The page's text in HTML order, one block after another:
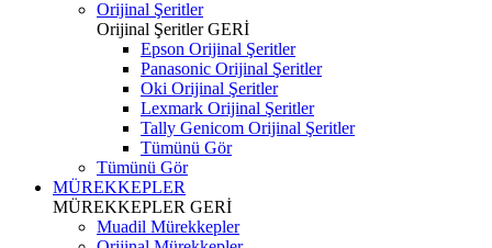
Orijinal Şeritler
Orijinal ŞeritlerGERİ
Epson Orijinal Şeritler
Panasonic Orijinal Şeritler
Oki Orijinal Şeritler
Lexmark Orijinal Şeritler
Tally Genicom Orijinal Şeritler
Tümünü Gör
Tümünü Gör
MÜREKKEPLER
MÜREKKEPLER GERİ
Muadil Mürekkepler